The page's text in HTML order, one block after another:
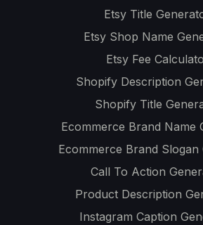
Etsy Title
Etsy Shop Name
Etsy Fee
Shopify Description
Shopify Title
Ecommerce Brand Name
Ecommerce Brand Slogan
Call To Action
Product Description
Instagram Caption